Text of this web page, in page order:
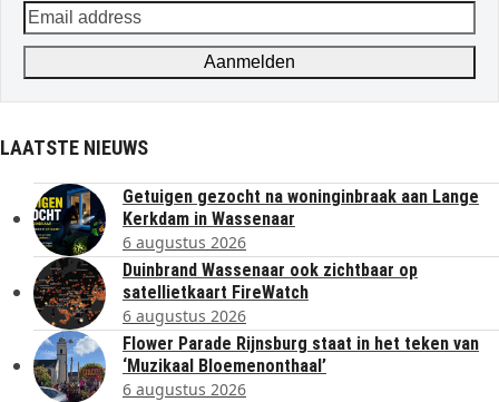
Email
address
Aanmelden
LAATSTE NIEUWS
Getuigen gezocht na woninginbraak aan Lange
Kerkdam in Wassenaar
6 augustus 2026
Duinbrand Wassenaar ook zichtbaar op
satellietkaart FireWatch
6 augustus 2026
Flower Parade Rijnsburg staat in het teken van
‘Muzikaal Bloemenonthaal’
6 augustus 2026